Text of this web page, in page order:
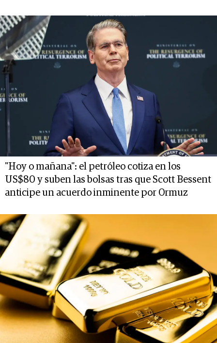
"Hoy o mañana": el petróleo cotiza en los
US$80 y suben las bolsas tras que Scott Bessent
anticipe un acuerdo inminente por Ormuz